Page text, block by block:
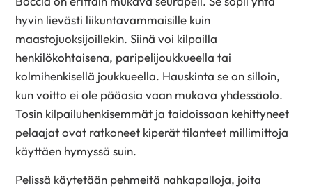
hyvin lievästi liikuntavammaisille kuin
maastojuoksijoillekin. Siinä voi kilpailla
henkilökohtaisena, paripelijoukkueella tai
kolmihenkisellä joukkueella. Hauskinta se on silloin,
kun voitto ei ole pääasia vaan mukava yhdessäolo.
Tosin kilpailuhenkisemmät ja taidoissaan kehittyneet
pelaajat ovat ratkoneet kiperät tilanteet millimittoja
käyttäen hymyssä suin.
Pelissä käytetään pehmeitä nahkapalloja, joita